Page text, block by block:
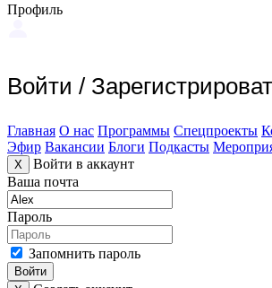
Профиль
Войти /
Главная О нас Программы Спецпроекты
Эфир Вакансии Блоги Подкасты
X
Войти в аккаунт
Ваша почта
Пароль
Запомнить пароль
Войти